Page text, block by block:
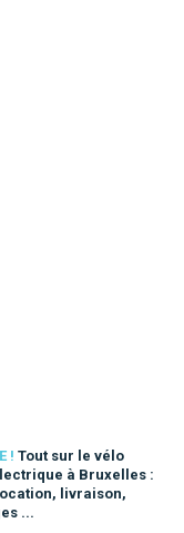
! Tout sur le vélo
à Bruxelles :
livraison,
...
: prime, location,